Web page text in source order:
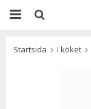
Startsida I köket